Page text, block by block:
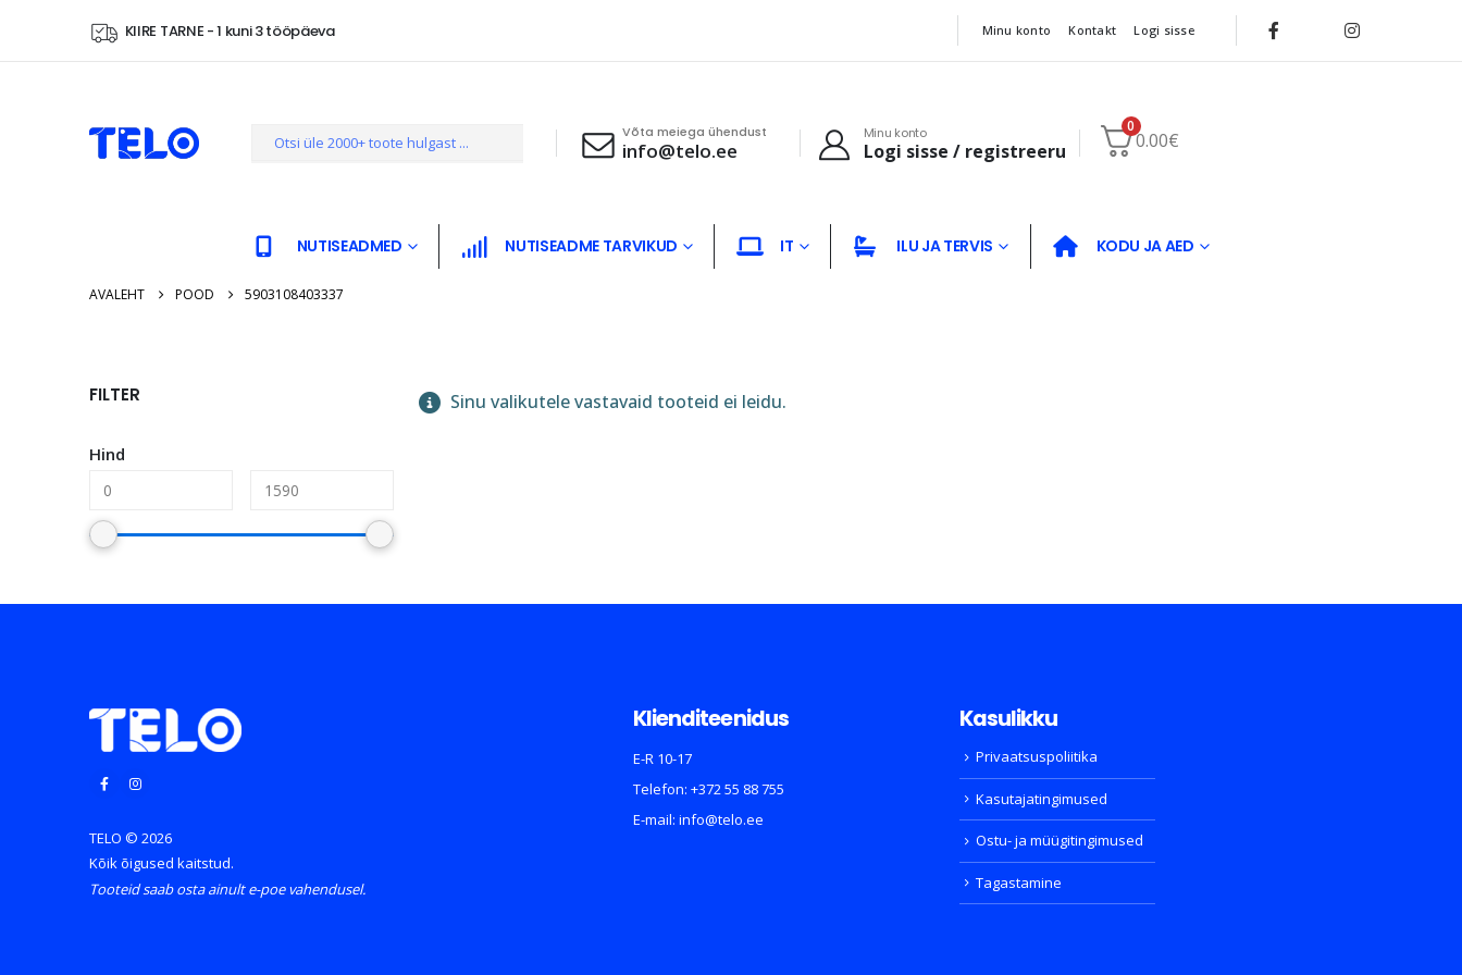
KIIRE TARNE - 1 kuni 3 tööpäeva Minu konto Kontakt Logi sisse
Võta meiega ühendust
info@telo.ee
Minu konto
Logi sisse / registreeru
0
0.00€
NUTISEADMED NUTISEADME TARVIKUD IT ILU JA TERVIS KODU JA AED
AVALEHT POOD 5903108403337
Sinu valikutele vastavaid tooteid ei leidu.
FILTER
Hind
TELO © 2026
Kõik õigused kaitstud.
Tooteid saab osta ainult e-poe vahendusel.
Klienditeenidus
E-R 10-17
Telefon: +372 55 88 755
E-mail: info@telo.ee
Kasulikku
Privaatsuspoliitika
Kasutajatingimused
Ostu- ja müügitingimused
Tagastamine